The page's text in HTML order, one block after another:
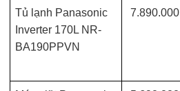
Tủ lạnh Panasonic
Inverter 170L NR-
BA190PPVN
7.890.000